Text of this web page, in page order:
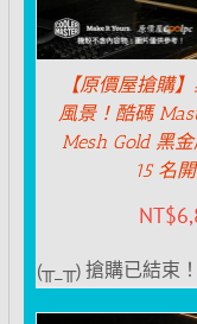
【原價屋搶購
風景！酷碼
Mesh Gold 黑
15 名
NT$
(╥_╥) 搶購已結束！